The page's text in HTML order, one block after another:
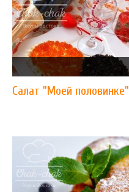
Салат "Моей половинке"